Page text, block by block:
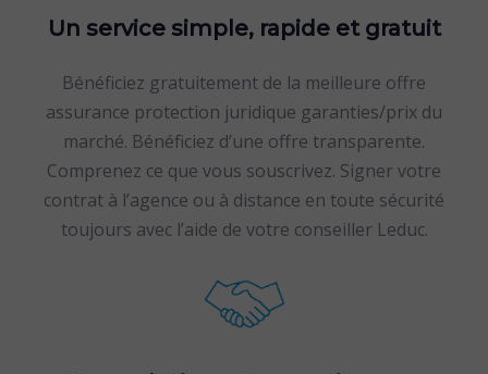
Un service simple, rapide et gratuit
Bénéficiez gratuitement de la meilleure offre
assurance protection juridique garanties/prix du
marché. Bénéficiez d’une offre transparente.
Comprenez ce que vous souscrivez. Signer votre
contrat à l’agence ou à distance en toute sécurité
toujours avec l’aide de votre conseiller Leduc.